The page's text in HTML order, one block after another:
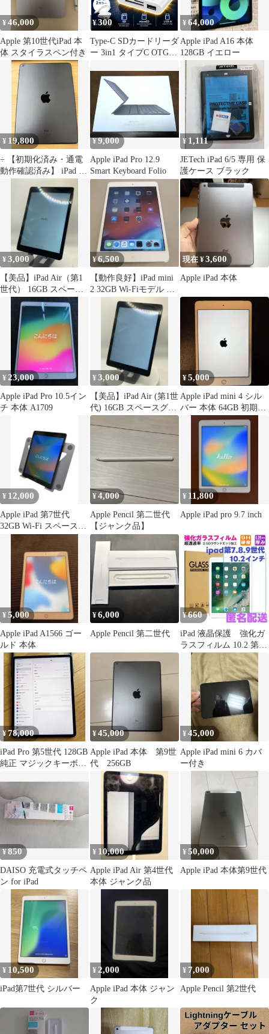
¥46,000
Apple 第10世代iPad 本
体 スタイラスペン付き
¥300
Type-C SDカードリーダ
ー 3in1 タイプC OTG対
iPhone16 iPhone15 iPad
Android Galaxy Pixel
MacBook 写真 動画 高
速転送 直接保存 データ
移行 カードリーダー
¥64,000
Apple iPad A16 本体
128GB イエロー
¥ 19,800
÷ 【初期化済み・通電
動作確認済み】 iPad 第
¥9,000
Apple iPad Pro 12.9
Smart Keyboard Folio
¥ 1,111
JETech iPad 6/5 専用 保
護ケース ブラック
¥3,000
【美品】iPad Air（第1
世代） 16GB スペース
グレイ/818295
¥6,500
【動作良好】iPad mini
2 32GB Wi-Fiモデル シ
現在 ¥3,600
Apple iPad 本体
¥ 23,000
Apple iPad Pro 10.5イン
チ 本体 A1709
¥3,000
【美品】iPad Air (第1世
代) 16GB スペースグレ
イ /943188
¥5,000
Apple iPad mini 4 シル
バー 本体 64GB 初期化
¥ 12,000
Apple iPad 第7世代
32GB Wi-Fi スペースグ
¥4,000
Apple Pencil 第二世代
【ジャンク品】
¥ 11,800
Apple iPad pro 9.7 inch
¥5,000
Apple iPad A1566 ゴー
ルド 本体
¥6,000
Apple Pencil 第二世代
¥660
iPad 液晶保護 強化ガ
ラスフィルム 10.2 第
7/8/9世代匿名配送
¥78,000
iPad Pro 第5世代 128GB
純正 マジックキーボー
¥45,000
Apple iPad 本体 第9世
代 256GB
¥45,000
Apple iPad mini 6 カバ
ー付き
¥850
DAISO 充電式タッチペ
ン for iPad
¥ 10,000
Apple iPad Air 第4世代
本体 ジャンク品
¥50,000
Apple iPad 本体第9世代
¥ 10,500
iPad第7世代 シルバー
¥ 2,000
Apple iPad 本体 ジャン
ク
¥ 7,000
Apple Pencil 第2世代